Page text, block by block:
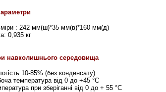
: 242 мм(ш)*35 мм(в)*160 мм(д)
0,935 кг
навколишнього середовища
10-85% (без конденсату)
температура від 0 до +45 °С
при зберіганні від 0 до + 55 °С